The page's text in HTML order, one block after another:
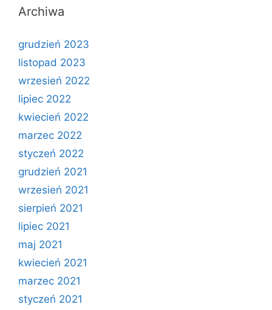
Archiwa
grudzień 2023
listopad 2023
wrzesień 2022
lipiec 2022
kwiecień 2022
marzec 2022
styczeń 2022
grudzień 2021
wrzesień 2021
sierpień 2021
lipiec 2021
maj 2021
kwiecień 2021
marzec 2021
styczeń 2021